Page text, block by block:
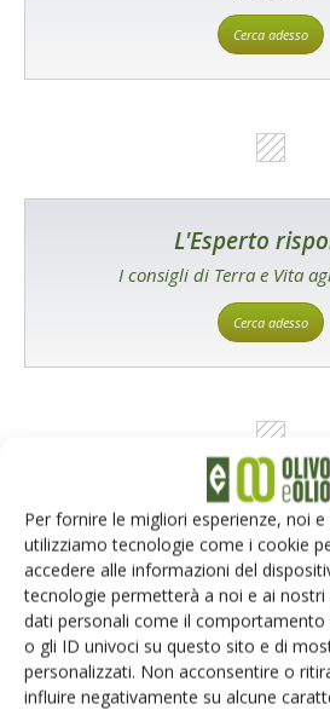
Per fornire le migliori esperienze, noi
utilizziamo tecnologie come i cookie
accedere alle informazioni del
tecnologie permetterà a noi e ai
dati personali come il comportamento
o gli ID univoci su questo sito e di
personalizzati. Non acconsentire o
influire negativamente su alcune
Cerca adesso
L'Esperto
I consigli di Terra e Vita
Cerca adesso
Rimani aggiornato